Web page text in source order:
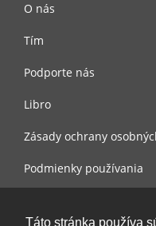
Táto stránka používa
O nás
Tím
Podporte nás
Libro
Zásady ochrany
Podmienky používania